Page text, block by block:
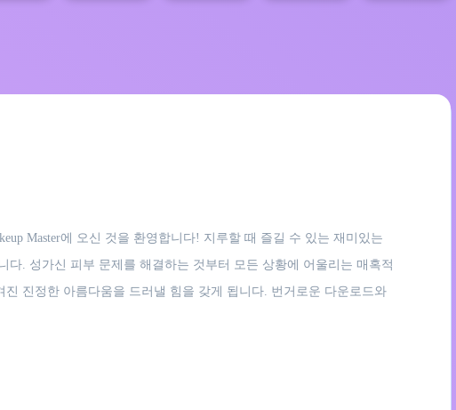
Master에 오신 것을 환영합니다! 지루할 때 즐길 수 있는 재미있는
. 성가신 피부 문제를 해결하는 것부터 모든 상황에 어울리는 매혹적
진정한 아름다움을 드러낼 힘을 갖게 됩니다. 번거로운 다운로드와